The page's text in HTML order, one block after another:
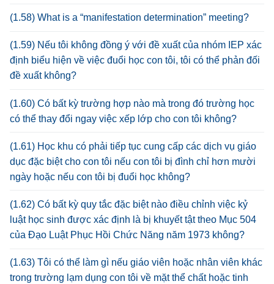
(1.58) What is a “manifestation determination” meeting?
(1.59) Nếu tôi không đồng ý với đề xuất của nhóm IEP xác
định biểu hiện về việc đuổi học con tôi, tôi có thể phản đối
đề xuất không?
(1.60) Có bất kỳ trường hợp nào mà trong đó trường học
có thể thay đổi ngay việc xếp lớp cho con tôi không?
(1.61) Học khu có phải tiếp tục cung cấp các dịch vụ giáo
dục đặc biệt cho con tôi nếu con tôi bị đình chỉ hơn mười
ngày hoặc nếu con tôi bị đuổi học không?
(1.62) Có bất kỳ quy tắc đặc biệt nào điều chỉnh việc kỷ
luật học sinh được xác định là bị khuyết tật theo Mục 504
của Đạo Luật Phục Hồi Chức Năng năm 1973 không?
(1.63) Tôi có thể làm gì nếu giáo viên hoặc nhân viên khác
trong trường lạm dụng con tôi về mặt thể chất hoặc tinh